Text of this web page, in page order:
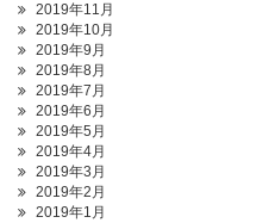
2019年11月
2019年10月
2019年9月
2019年8月
2019年7月
2019年6月
2019年5月
2019年4月
2019年3月
2019年2月
2019年1月